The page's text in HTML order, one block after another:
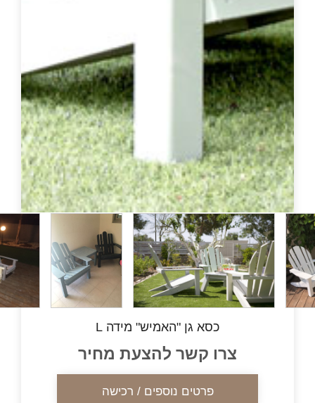
כסא גן "האמיש" מידה L
קשר להצעת מחיר
פרטים נוספים / רכישה